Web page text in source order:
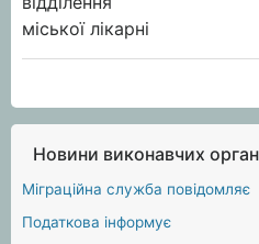
Новини виконавчих
Міграційна служба повідомляє
Податкова інформує